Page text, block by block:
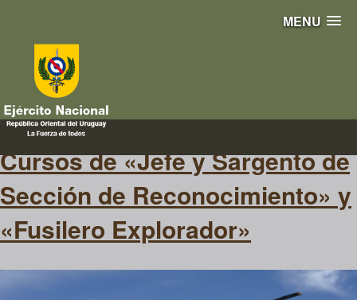
MENU
marchas a pie
Cursos de «Jefe y Sargento de
Sección de Reconocimiento» y
«Fusilero Explorador»